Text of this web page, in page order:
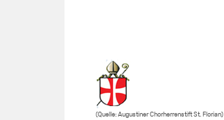
(Quelle: Augustiner Chorherrenstift St. Florian)